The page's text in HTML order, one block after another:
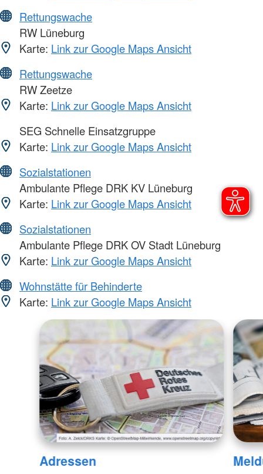
Rettungswache
RW Lüneburg
Karte: Link zur Google Maps Ansicht
Rettungswache
RW Zeetze
Karte: Link zur Google Maps Ansicht
SEG Schnelle Einsatzgruppe
Karte: Link zur Google Maps Ansicht
Sozialstationen
Ambulante Pflege DRK KV Lüneburg
Karte: Link zur Google Maps Ansicht
Sozialstationen
Ambulante Pflege DRK OV Stadt Lüneburg
Karte: Link zur Google Maps Ansicht
Wohnstätte für Behinderte
Karte: Link zur Google Maps Ansicht
Adressen